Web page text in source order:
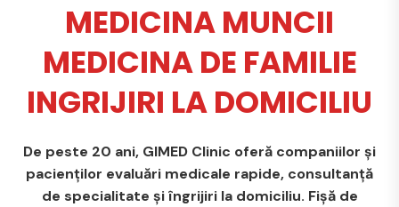
MEDICINA MUNCII
MEDICINA DE FAMILIE
INGRIJIRI LA DOMICILIU
De peste 20 ani, GIMED Clinic oferă companiilor și
pacienților evaluări medicale rapide, consultanță
de specialitate și îngrijiri la domiciliu. Fișă de